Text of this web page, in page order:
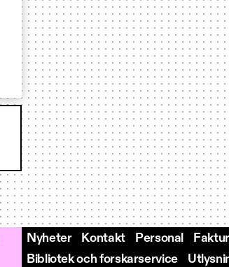
Nyheter Kontakt Personal
Bibliotek och forskarservice